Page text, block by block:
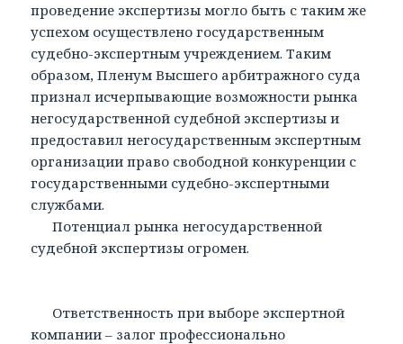
проведение экспертизы могло быть с таким же
успехом осуществлено государственным
судебно-экспертным учреждением. Таким
образом, Пленум Высшего арбитражного суда
признал исчерпывающие возможности рынка
негосударственной судебной экспертизы и
предоставил негосударственным экспертным
организации право свободной конкуренции с
государственными судебно-экспертными
службами.
Потенциал рынка негосударственной
судебной экспертизы огромен.
Ответственность при выборе экспертной
компании – залог профессионально